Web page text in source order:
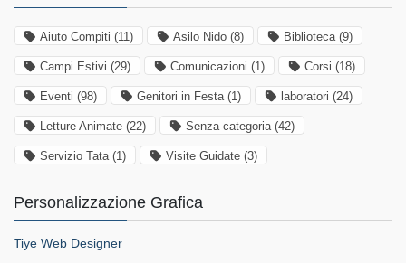
Aiuto Compiti (11) Asilo Nido (8) Biblioteca (9)
Campi Estivi (29) Comunicazioni (1) Corsi (18)
Eventi (98) Genitori in Festa (1) laboratori (24)
Letture Animate (22) Senza categoria (42)
Servizio Tata (1) Visite Guidate (3)
Personalizzazione Grafica
Tiye Web Designer